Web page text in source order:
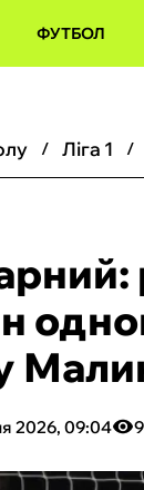
ФУТБОЛ
ліга 1
2026, 09:04